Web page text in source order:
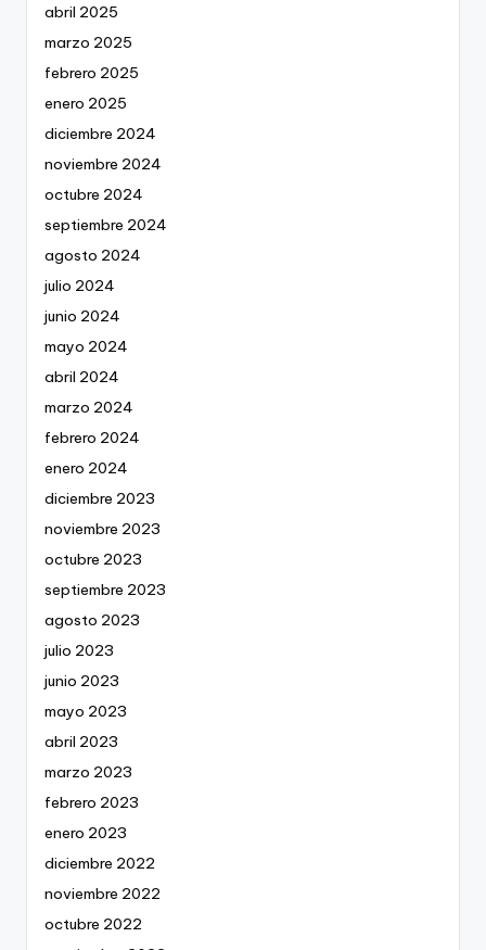
abril 2025
marzo 2025
febrero 2025
enero 2025
diciembre 2024
noviembre 2024
octubre 2024
septiembre 2024
agosto 2024
julio 2024
junio 2024
mayo 2024
abril 2024
marzo 2024
febrero 2024
enero 2024
diciembre 2023
noviembre 2023
octubre 2023
septiembre 2023
agosto 2023
julio 2023
junio 2023
mayo 2023
abril 2023
marzo 2023
febrero 2023
enero 2023
diciembre 2022
noviembre 2022
octubre 2022